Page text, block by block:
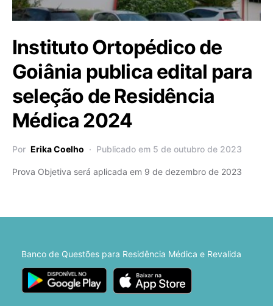
Instituto Ortopédico de
Goiânia publica edital para
seleção de Residência
Médica 2024
Por Erika Coelho Publicado em 5 de outubro de 2023
Prova Objetiva será aplicada em 9 de dezembro de 2023
Banco de Questões para Residência Médica e Revalida